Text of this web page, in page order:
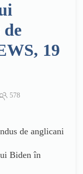
de
19
578
de anglicani
Biden în